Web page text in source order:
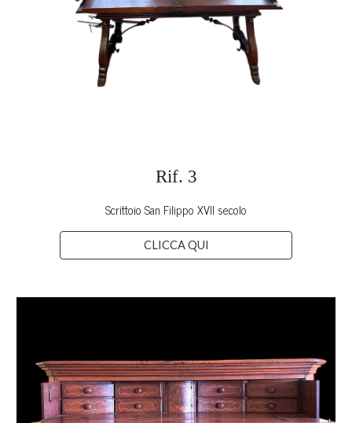
Rif. 3
Scrittoio San Filippo XVII secolo
CLICCA QUI